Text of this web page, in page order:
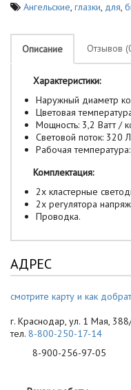
Ангельские, глазки, для,
Описание Отзывов
Характеристики:
Наружный диаметр
Цветовая
Мощность: 3,2 Ватт /
Световой поток: 320
Рабочая
Комплектация:
2х кластерные
2х регулятора
Проводка.
АДРЕС
смотрите карту и как
г. Краснодар, ул. 1 Мая,
тел. 8-800-250-17-14
8-900-256-97-05